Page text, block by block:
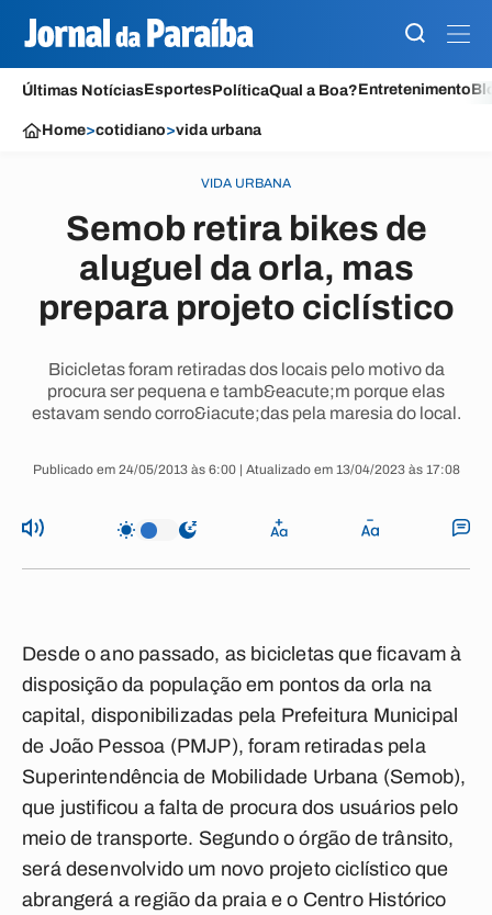
Últimas NotíciasEsportesPolíticaQual a Boa?Entretenimento
Home>cotidiano>vida urbana
VIDA URBANA
Semob retira bikes de
aluguel da orla, mas
prepara projeto ciclístico
Bicicletas foram retiradas dos locais pelo motivo da
procura ser pequena e tamb&eacute;m porque elas
estavam sendo corro&iacute;das pela maresia do local.
Publicado em 24/05/2013 às 6:00 | Atualizado em 13/04/2023 às 17:08
Desde o ano passado, as bicicletas que ficavam à
disposição da população em pontos da orla na
capital, disponibilizadas pela Prefeitura Municipal
de João Pessoa (PMJP), foram retiradas pela
Superintendência de Mobilidade Urbana (Semob),
que justificou a falta de procura dos usuários pelo
meio de transporte. Segundo o órgão de trânsito,
será desenvolvido um novo projeto ciclístico que
abrangerá a região da praia e o Centro Histórico